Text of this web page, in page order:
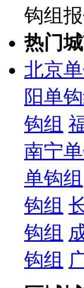
钩组
热门
北京
阳单
钩组
南宁
单钩组
钩组
钩组
钩组